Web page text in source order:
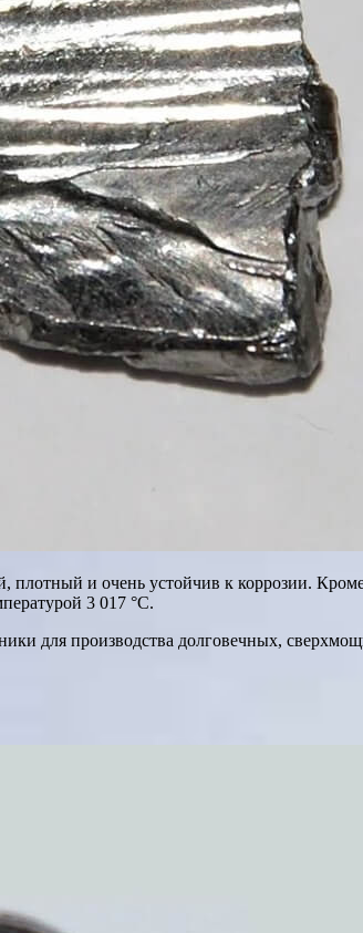
плотный и очень устойчив к коррозии.
3 017 °C.
для производства долговечных,